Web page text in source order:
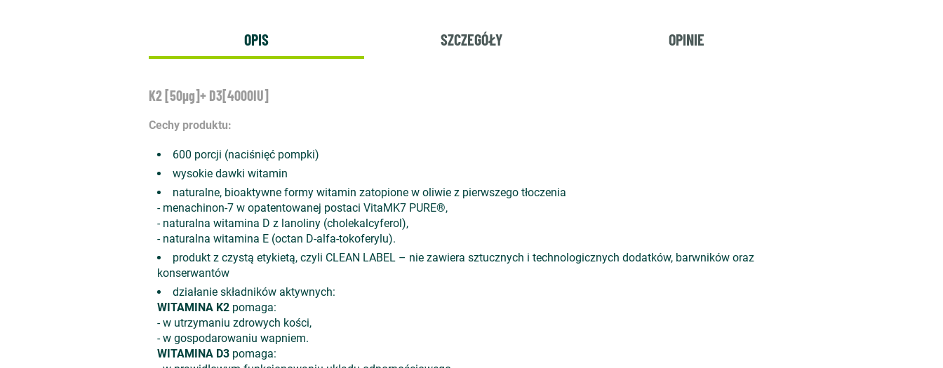
OPIS SZCZEGÓŁY OPINIE
K2 [50µg]+ D3[4000IU]
Cechy produktu:
600 porcji (naciśnięć pompki)
wysokie dawki witamin
naturalne, bioaktywne formy witamin zatopione w oliwie z pierwszego tłoczenia
- menachinon-7 w opatentowanej postaci VitaMK7 PURE®,
- naturalna witamina D z lanoliny (cholekalcyferol),
- naturalna witamina E (octan D-alfa-tokoferylu).
produkt z czystą etykietą, czyli CLEAN LABEL – nie zawiera sztucznych i technologicznych dodatków, barwników oraz
konserwantów
działanie składników aktywnych:
WITAMINA K2 pomaga:
- w utrzymaniu zdrowych kości,
- w gospodarowaniu wapniem.
WITAMINA D3 pomaga: